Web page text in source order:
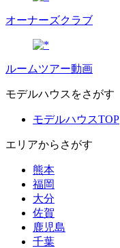
オーナーズクラブ
ルームツアー動画
モデルハウスをさがす
モデルハウスTOP
エリアからさがす
熊本
福岡
大分
佐賀
鹿児島
千葉